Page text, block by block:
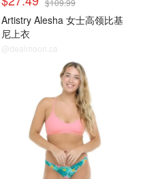
Artistry Alesha 女士高领比基
尼上衣
@dealmoon.ca